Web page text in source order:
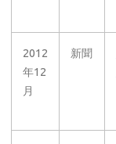
2012
年12
月
新聞